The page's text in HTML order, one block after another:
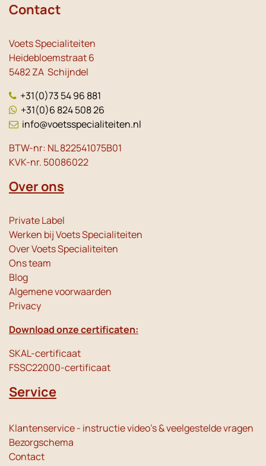
Contact
Voets Specialiteiten
Heidebloemstraat 6
5482 ZA Schijndel
+31(0)73 54 96 881
+31(0)6 824 508 26
info@voetsspecialiteiten.nl
BTW-nr: NL 822541075B01
KVK-nr. 50086022
Over ons
Private Label
Werken bij Voets Specialiteiten
Over Voets Specialiteiten
Ons team
Blog
Algemene voorwaarden
Privacy
Download onze certificaten:
SKAL-certificaat
FSSC22000-certificaat
Service
Klantenservice - instructie video's & veelgestelde vragen
Bezorgschema
Contact